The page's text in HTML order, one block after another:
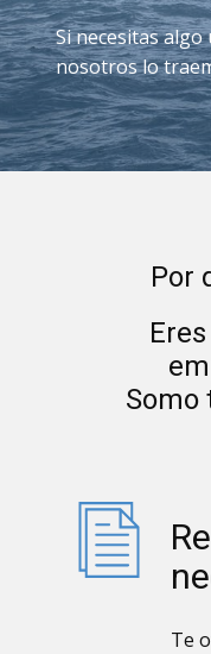
Si necesitas
nosotros lo
Por
Somo
Te